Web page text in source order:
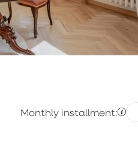
Monthly installment: